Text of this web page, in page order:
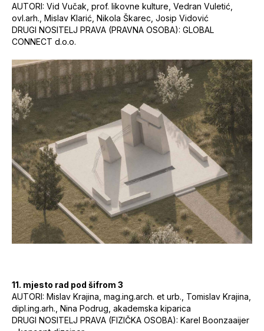
AUTORI: Vid Vučak, prof. likovne kulture, Vedran Vuletić,
ovl.arh., Mislav Klarić, Nikola Škarec, Josip Vidović
DRUGI NOSITELJ PRAVA (PRAVNA OSOBA): GLOBAL
CONNECT d.o.o.
11. mjesto rad pod šifrom 3
AUTORI: Mislav Krajina, mag.ing.arch. et urb., Tomislav Krajina,
dipl.ing.arh., Nina Podrug, akademska kiparica
DRUGI NOSITELJ PRAVA (FIZIČKA OSOBA): Karel Boonzaaijer